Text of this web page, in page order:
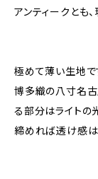
アンティークとも
極めて薄い生地で
博多織の八寸名古
る部分はライトの
締めれば透け感は